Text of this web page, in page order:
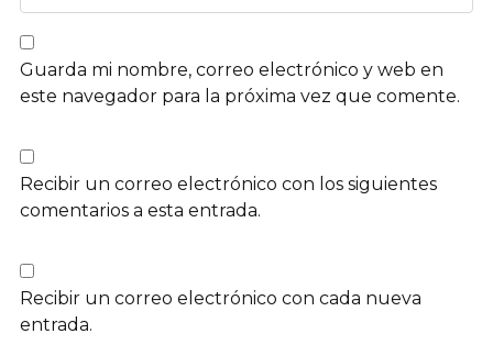
Guarda mi nombre, correo electrónico y web en
este navegador para la próxima vez que comente.
Recibir un correo electrónico con los siguientes
comentarios a esta entrada.
Recibir un correo electrónico con cada nueva
entrada.